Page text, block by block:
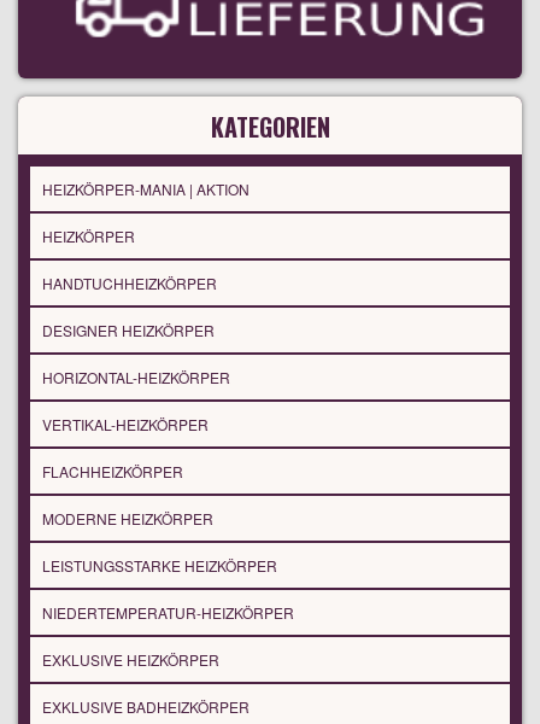
KATEGORIEN
HEIZKÖRPER-MANIA | AKTION
HEIZKÖRPER
HANDTUCHHEIZKÖRPER
DESIGNER HEIZKÖRPER
HORIZONTAL-HEIZKÖRPER
VERTIKAL-HEIZKÖRPER
FLACHHEIZKÖRPER
MODERNE HEIZKÖRPER
LEISTUNGSSTARKE HEIZKÖRPER
NIEDERTEMPERATUR-HEIZKÖRPER
EXKLUSIVE HEIZKÖRPER
EXKLUSIVE BADHEIZKÖRPER